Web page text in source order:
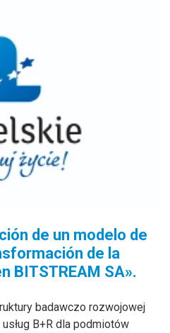
de un modelo de
de la
BITSTREAM SA».
badawczo rozwojowej
B+R dla podmiotów